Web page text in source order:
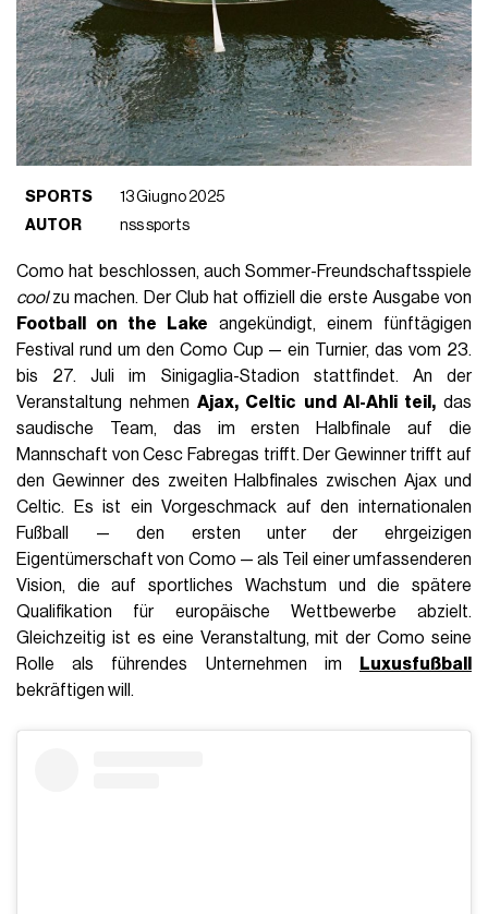
SPORTS
13 Giugno 2025
AUTOR
nss sports
Como hat beschlossen, auch Sommer-Freundschaftsspiele
coolzu machen. Der Club hat offiziell die erste Ausgabe von
Football on the Lake angekündigt, einem fünftägigen
Festival rund um den Como Cup — ein Turnier, das vom 23.
bis 27. Juli im Sinigaglia-Stadion stattfindet. An der
Veranstaltung nehmenAjax, Celtic und Al-Ahli teil,das
saudische Team, das im ersten Halbfinale auf die
Mannschaft von Cesc Fabregas trifft. Der Gewinner trifft auf
den Gewinner des zweiten Halbfinales zwischen Ajax und
Celtic. Es ist ein Vorgeschmack auf den internationalen
Fußball — den ersten unter der ehrgeizigen
Eigentümerschaft von Como — als Teil einer umfassenderen
Vision, die auf sportliches Wachstum und die spätere
Qualifikation für europäische Wettbewerbe abzielt.
Gleichzeitig ist es eine Veranstaltung, mit der Como seine
Rolle als führendes Unternehmen im
Luxusfußball
bekräftigen will.